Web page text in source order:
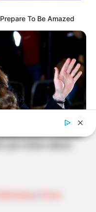
To Be Amazed
William's Breath